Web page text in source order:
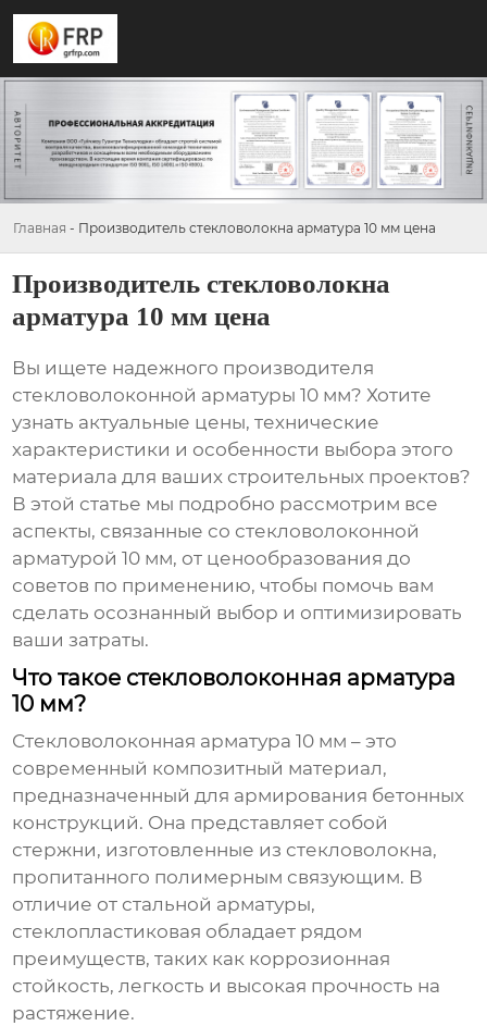
Главная - Производитель стекловолокна арматура 10 мм цена
Производитель стекловолокна
арматура 10 мм цена
Вы ищете надежного производителя
стекловолоконной арматуры 10 мм? Хотите
узнать актуальные цены, технические
характеристики и особенности выбора этого
материала для ваших строительных проектов?
В этой статье мы подробно рассмотрим все
аспекты, связанные со стекловолоконной
арматурой 10 мм, от ценообразования до
советов по применению, чтобы помочь вам
сделать осознанный выбор и оптимизировать
ваши затраты.
Что такое стекловолоконная арматура
10 мм?
Стекловолоконная арматура 10 мм – это
современный композитный материал,
предназначенный для армирования бетонных
конструкций. Она представляет собой
стержни, изготовленные из стекловолокна,
пропитанного полимерным связующим. В
отличие от стальной арматуры,
стеклопластиковая обладает рядом
преимуществ, таких как коррозионная
стойкость, легкость и высокая прочность на
растяжение.